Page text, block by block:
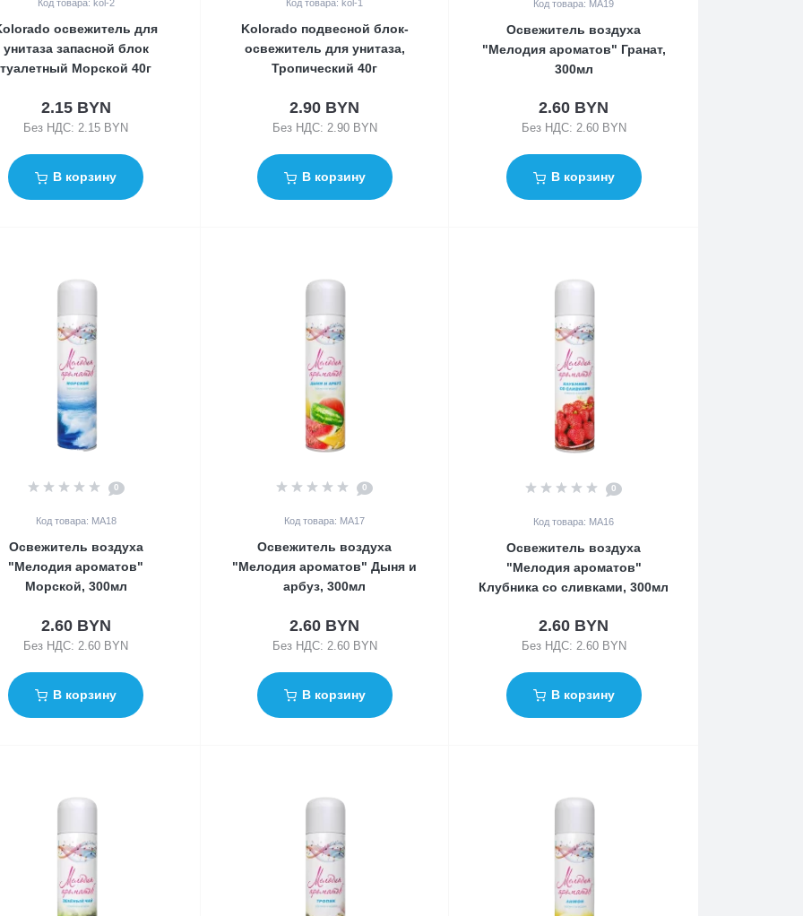
Код товара: kol-2
освежитель для
унитаза запасной блок
туалетный Морской 40г
2.15 BYN
Без НДС: 2.15 BYN
В корзину
Код товара: kol-1
Kolorado подвесной блок-
освежитель для унитаза,
Тропический 40г
2.90 BYN
Без НДС: 2.90 BYN
В корзину
Код товара: MA19
Освежитель воздуха
"Мелодия ароматов" Гранат,
300мл
2.60 BYN
Без НДС: 2.60 BYN
В корзину
0
Код товара: МА18
Освежитель воздуха
"Мелодия ароматов"
Морской, 300мл
2.60 BYN
Без НДС: 2.60 BYN
В корзину
0
Код товара: MA17
Освежитель воздуха
"Мелодия ароматов" Дыня и
арбуз, 300мл
2.60 BYN
Без НДС: 2.60 BYN
В корзину
0
Код товара: MA16
Освежитель воздуха
"Мелодия ароматов"
Клубника со сливками, 300мл
2.60 BYN
Без НДС: 2.60 BYN
В корзину